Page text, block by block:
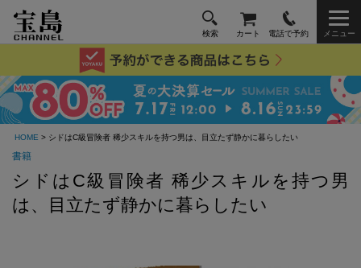
検索 カート 電話で予約 メニュー
HOME > シドはC級冒険者 稀少スキルを持つ男は、目立たず静かに暮らしたい
書籍
シドはC級冒険者 稀少スキルを持つ男
は、目立たず静かに暮らしたい